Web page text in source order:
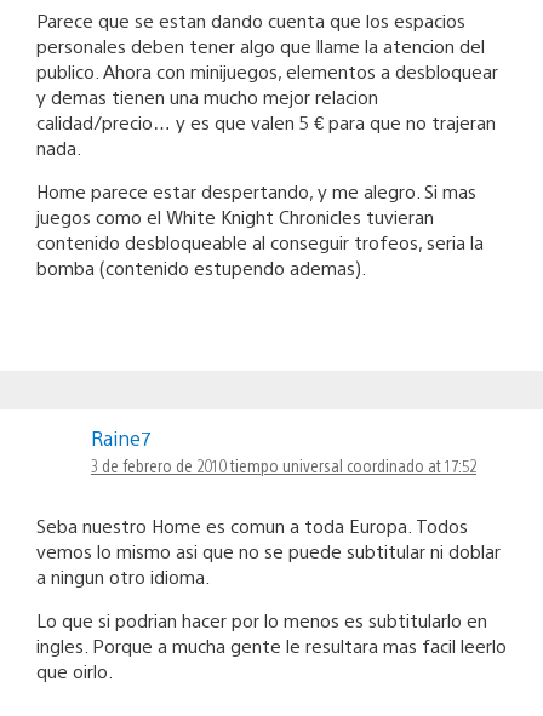
Parece que se estan dando cuenta que los espacios
personales deben tener algo que llame la atencion del
publico. Ahora con minijuegos, elementos a desbloquear
y demas tienen una mucho mejor relacion
calidad/precio… y es que valen 5 € para que no trajeran
nada.
Home parece estar despertando, y me alegro. Si mas
juegos como el White Knight Chronicles tuvieran
contenido desbloqueable al conseguir trofeos, seria la
bomba (contenido estupendo ademas).
Raine7
3 de febrero de 2010 tiempo universal coordinado at 17:52
Seba nuestro Home es comun a toda Europa. Todos
vemos lo mismo asi que no se puede subtitular ni doblar
a ningun otro idioma.
Lo que si podrian hacer por lo menos es subtitularlo en
ingles. Porque a mucha gente le resultara mas facil leerlo
que oirlo.